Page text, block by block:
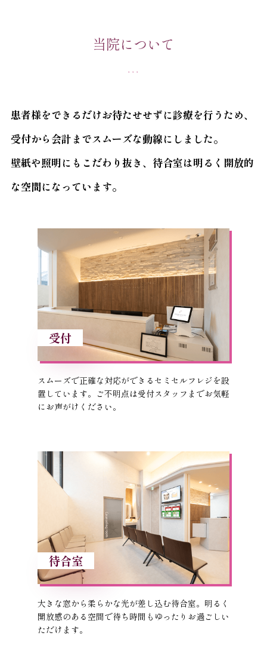
当院について
患者様をできるだけお待たせせずに診療を行うため、
受付から会計までスムーズな動線にしました。
壁紙や照明にもこだわり抜き、待合室は明るく開放的
な空間になっています。
受付
スムーズで正確な対応ができるセミセルフレジを設
置しています。ご不明点は受付スタッフまでお気軽
にお声がけください。
待合室
大きな窓から柔らかな光が差し込む待合室。明るく
開放感のある空間で待ち時間もゆったりお過ごしい
ただけます。